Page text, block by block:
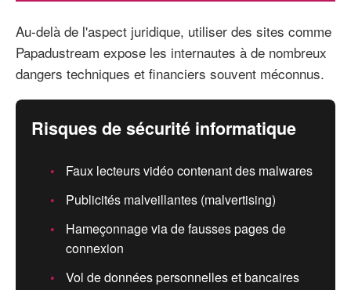
Au-delà de l'aspect juridique, utiliser des sites comme
Papadustream expose les internautes à de nombreux
dangers techniques et financiers souvent méconnus.
Risques de sécurité informatique
Faux lecteurs vidéo contenant des malwares
Publicités malveillantes (malvertising)
Hameçonnage via de fausses pages de
connexion
Vol de données personnelles et bancaires